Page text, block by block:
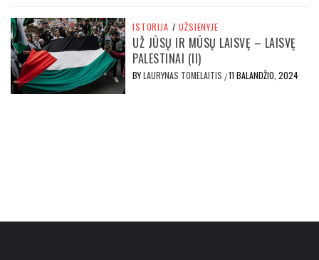
ISTORIJA / UŽSIENYJE
UŽ JŪSŲ IR MŪSŲ LAISVĘ – LAISVĘ
PALESTINAI (II)
BYLAURYNAS TOMELAITIS /11 BALANDŽIO, 2024